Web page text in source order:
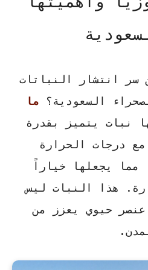
سر انتشار النباتات
السعودية؟ ما
نبات يتميز بقدرة
درجات الحرارة
مما يجعلها خياراً
هذا النبات ليس
حيوي يعزز من